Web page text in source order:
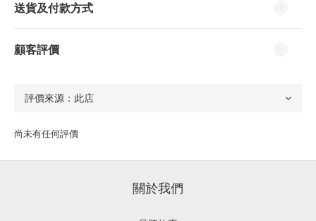
送貨及付款方式
顧客評價
尚未有任何評價
關於我們